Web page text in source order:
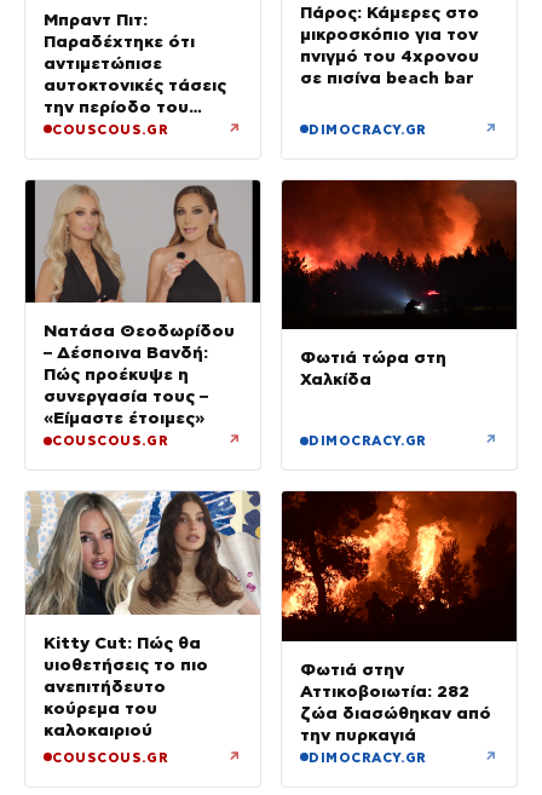
Μπραντ Πιτ:
Παραδέχτηκε ότι
αντιμετώπισε
αυτοκτονικές τάσεις
την περίοδο του
διαζυγίου του από
COUSCOUS.GR ↗
Πάρος: Κάμερες στο
μικροσκόπιο για τον
πνιγμό του 4χρονου
σε πισίνα beach bar
DIMOCRACY.GR ↗
Νατάσα Θεοδωρίδου
– Δέσποινα Βανδή:
Πώς προέκυψε η
συνεργασία τους –
«Είμαστε έτοιμες»
COUSCOUS.GR ↗
Φωτιά τώρα στη
Χαλκίδα
DIMOCRACY.GR ↗
Kitty Cut: Πώς θα
υιοθετήσεις το πιο
ανεπιτήδευτο
κούρεμα του
καλοκαιριού
COUSCOUS.GR ↗
Φωτιά στην
Αττικοβοιωτία: 282
ζώα διασώθηκαν από
την πυρκαγιά
DIMOCRACY.GR ↗